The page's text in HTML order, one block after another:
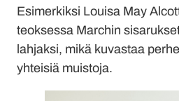
Esimerkiksi Louisa May
teoksessa Marchin
lahjaksi, mikä kuvastaa
yhteisiä muistoja.